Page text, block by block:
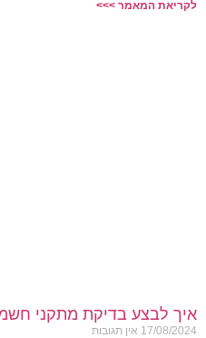
לקריאת המאמר >>>
איך לבצע בדיקת מתקני
17/08/2024 אין תגובות